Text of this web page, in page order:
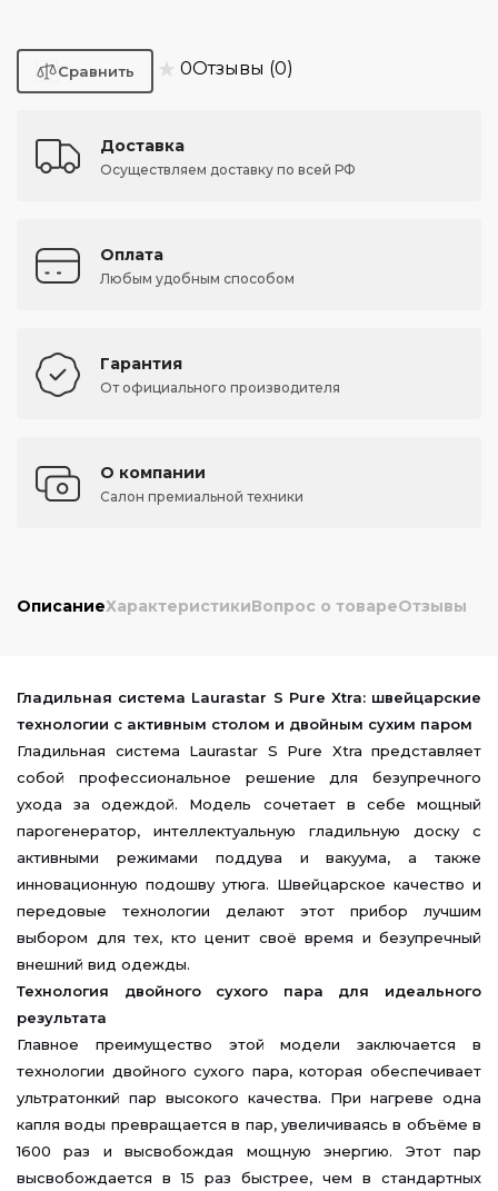
★ 0Отзывы (0)
Доставка
Осуществляем доставку по всей РФ
Оплата
Любым удобным способом
Гарантия
От официального производителя
О компании
Салон премиальной техники
ОписаниеХарактеристикиВопрос о товареОтзывы
Гладильная система Laurastar S Pure Xtra: швейцарские
технологии с активным столом и двойным сухим паром
Гладильная система Laurastar S Pure Xtra представляет
собой профессиональное решение для безупречного
ухода за одеждой. Модель сочетает в себе мощный
парогенератор, интеллектуальную гладильную доску с
активными режимами поддува и вакуума, а также
инновационную подошву утюга. Швейцарское качество и
передовые технологии делают этот прибор лучшим
выбором для тех, кто ценит своё время и безупречный
внешний вид одежды.
Технология двойного сухого пара для идеального
результата
Главное преимущество этой модели заключается в
технологии двойного сухого пара, которая обеспечивает
ультратонкий пар высокого качества. При нагреве одна
капля воды превращается в пар, увеличиваясь в объёме в
1600 раз и высвобождая мощную энергию. Этот пар
высвобождается в 15 раз быстрее, чем в стандартных